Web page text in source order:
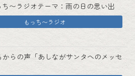
ち〜ラジオテーマ：雨の日の思い出
もっち〜ラジオ
からの声「あしながサンタへのメッセ